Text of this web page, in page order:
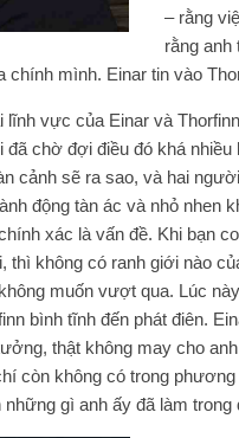
– rằng
rằng
chính mình. Einar tin vào
lĩnh vực của Einar và
đã chờ đợi điều đó khá nhiều
cảnh sẽ ra sao, và hai
động tàn ác và nhỏ nhen
xác là vấn đề. Khi bạn
thì không có ranh giới nào
muốn vượt qua. Lúc
bình tĩnh đến phát điên.
thật không may cho
còn không có trong
gì anh ấy đã làm